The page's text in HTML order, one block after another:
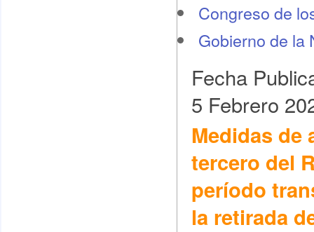
Congreso de
Gobierno de la
Fecha
5 Febrero
Medidas de
tercero del
período
la retirada